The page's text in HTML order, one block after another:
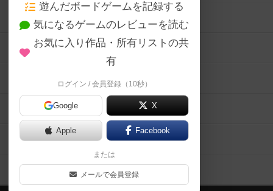
遊んだボードゲームを記録する
気になるゲームのレビューを読む
お気に入り作品・所有リストの共
有
ログイン / 会員登録（10秒）
Google X
Apple Facebook
または
メールで会員登録
ボードゲーム会情報
メカニクス特集
掲示板・トピックス
ボドとも・会員一覧
ボードゲーム業界コラム
ボドゲーマご利用案内